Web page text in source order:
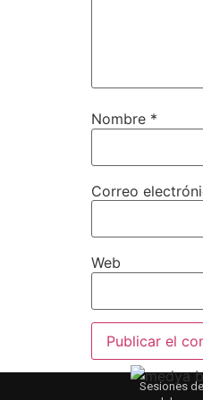
Nombre *
Correo
Web
Sesiones